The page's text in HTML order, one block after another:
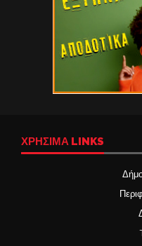
ΧΡΉΣΙΜΑ LINKS